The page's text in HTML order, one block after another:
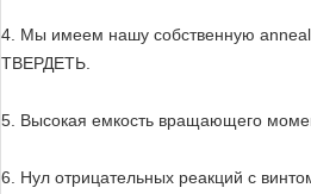
4. Мы имеем нашу собственную
ТВЕРДЕТЬ.
5. Высокая емкость вращающего
6. Нул отрицательных реакций с